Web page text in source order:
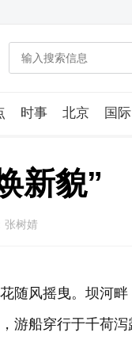
时事 北京 国际
新貌”
树婧
随风摇曳。坝河
游船穿行于千荷泻